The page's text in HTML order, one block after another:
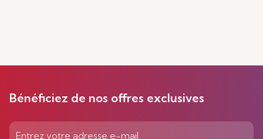
Bénéficiez de nos offres exclusives